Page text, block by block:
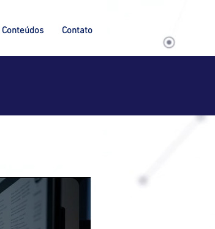
Conteúdos Contato